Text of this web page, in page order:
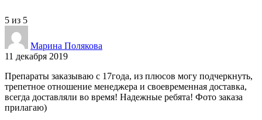
5 из 5
Марина Полякова
11 декабря 2019
Препараты заказываю с 17года, из плюсов могу подчеркнуть,
трепетное отношение менеджера и своевременная доставка,
всегда доставляли во время! Надежные ребята! Фото заказа
прилагаю)